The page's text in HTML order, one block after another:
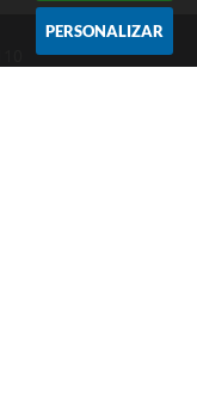
PERSONALIZAR